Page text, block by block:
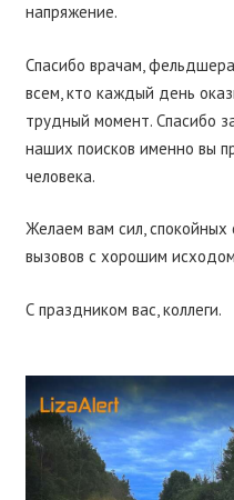
напряжение.
Спасибо врачам,
всем, кто каждый день
трудный момент. Спасибо
наших поисков именно вы
человека.
Желаем вам сил,
вызовов с хорошим
С праздником вас, коллеги.